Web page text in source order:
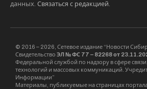
данных. Связаться с редакцией.
© 2016 – 2026, Сетевое издание “Новости
Свидетельство ЭЛ № ФС 77 – 82268 от
Федеральной службой по надзору в сфере
технологий и массовых коммуникаций.
Информации”
Материалы, публикуемые на страницах